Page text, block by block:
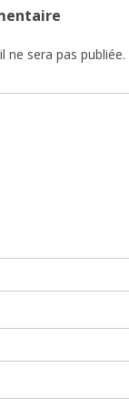
ne sera pas publiée.